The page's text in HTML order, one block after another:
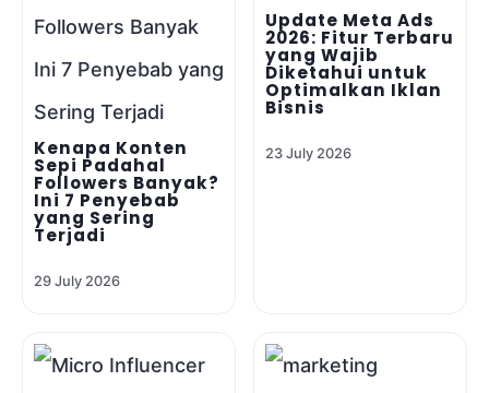
Kenapa Konten
Sepi Padahal
Followers Banyak?
Ini 7 Penyebab
yang Sering
Terjadi
29 July 2026
Update Meta Ads
2026: Fitur Terbaru
yang Wajib
Diketahui untuk
Optimalkan Iklan
Bisnis
23 July 2026